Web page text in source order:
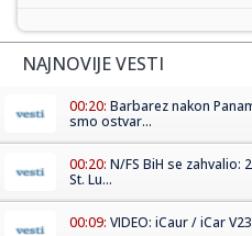
NAJNOVIJE VESTI
00:20: Barbarez nakon
smo ostvar...
00:20: N/FS BiH se zahvalio:
St. Lu...
00:09: VIDEO: iCaur / iCar